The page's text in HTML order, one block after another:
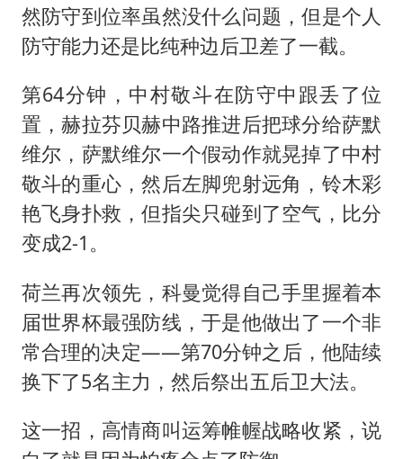
然防守到位率虽然没什么问题，但是个人
防守能力还是比纯种边后卫差了一截。
第64分钟，中村敬斗在防守中跟丢了位
置，赫拉芬贝赫中路推进后把球分给萨默
维尔，萨默维尔一个假动作就晃掉了中村
敬斗的重心，然后左脚兜射远角，铃木彩
艳飞身扑救，但指尖只碰到了空气，比分
变成2-1。
荷兰再次领先，科曼觉得自己手里握着本
届世界杯最强防线，于是他做出了一个非
常合理的决定——第70分钟之后，他陆续
换下了5名主力，然后祭出五后卫大法。
这一招，高情商叫运筹帷幄战略收紧，说